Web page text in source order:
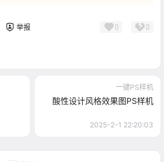
举报 0 0
一键PS样机
酸性设计风格效果图PS样机
2025-2-1 22:20:03